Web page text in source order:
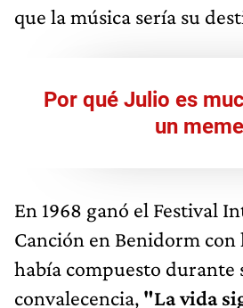
que la música sería su
Por qué Julio es
un meme
En 1968 ganó el Festival
Canción en Benidorm con
había compuesto durante
convalecencia, "La vida